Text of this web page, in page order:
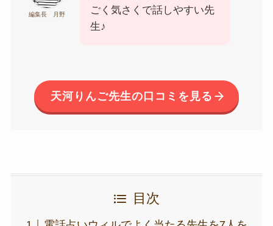
編集長 月野
ごく気さくで話しやすい先
生♪
天河りんご先生の口コミを見る
目次